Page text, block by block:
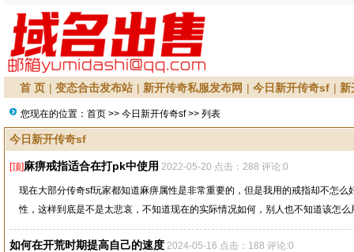
首 页 | 变态合击发布站 | 新开传奇私服发布网 | 今日新开传奇sf | 新
您现在的位置： 首页 >> 今日新开传奇sf>> 列表
今日新开传奇sf
[顶]麻痹戒指适合在打pk中使用 2022-05-20 点击：288 评论:0
现在大部分传奇sf玩家都知道麻痹属性是非常重要的，但是我用的戒指却不怎么
性，这样到底是不是太悲哀，不知道现在的实际情况如何，别人也不知道该怎么
如何在开荒时期提高自己的速度 2024-05-16 点击：188 评论:0